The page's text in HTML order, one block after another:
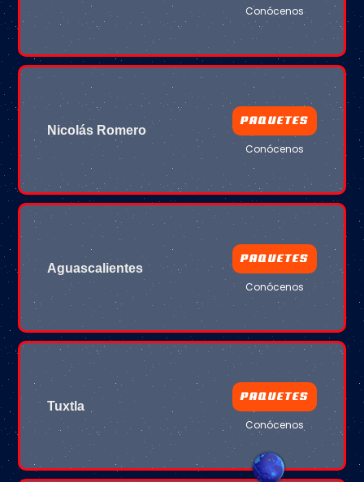
Conócenos
Nicolás Romero
PAQUETES
Conócenos
Aguascalientes
PAQUETES
Conócenos
Tuxtla
PAQUETES
Conócenos